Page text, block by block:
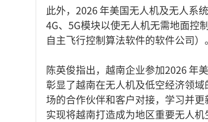
此外，2026 年美国无人机及无人系
4G、5G模块以使无人机无需地面控
自主飞行控制算法软件的软件公司）。
陈英俊指出，越南企业参加2026 年
彰显了越南在无人机及低空经济领
场的合作伙伴和客户对接，学习并
实现将越南打造成为地区重要无人机